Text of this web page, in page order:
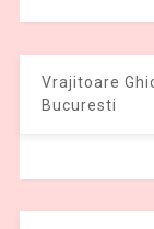
Vrajitoare
Bucuresti